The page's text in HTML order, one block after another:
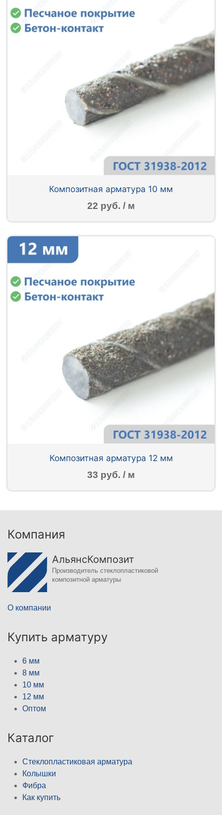
Композитная арматура 10 мм
22 руб. / м
Композитная арматура 12 мм
33 руб. / м
Компания
АльянсКомпозит
Производитель стеклопластиковой
композитной арматуры
О компании
Купить арматуру
6 мм
8 мм
10 мм
12 мм
Оптом
Каталог
Стеклопластиковая арматура
Колышки
Фибра
Как купить